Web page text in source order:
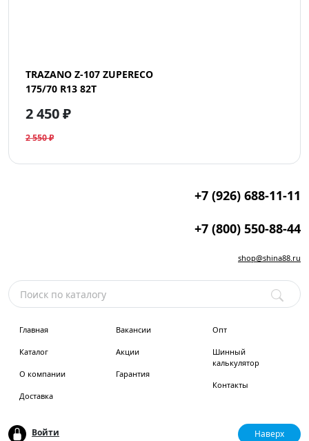
TRAZANO Z-107 ZUPERECO
175/70 R13 82T
2 450 ₽
2 550 ₽
+7 (926) 688-11-11
+7 (800) 550-88-44
shop@shina88.ru
Главная
Каталог
О компании
Доставка
Вакансии
Акции
Гарантия
Опт
Шинный
калькулятор
Контакты
Войти Наверх